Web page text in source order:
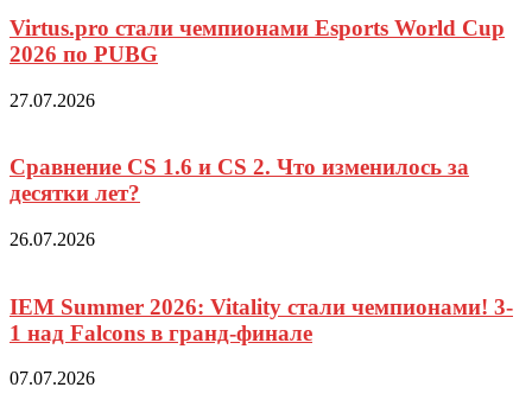
Virtus.pro стали чемпионами Esports World Cup
2026 по PUBG
27.07.2026
Сравнение CS 1.6 и CS 2. Что изменилось за
десятки лет?
26.07.2026
IEM Summer 2026: Vitality стали чемпионами! 3-
1 над Falcons в гранд-финале
07.07.2026